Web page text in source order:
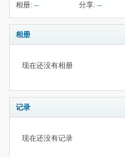
相册: -- 分享: --
相册
现在还没有相册
记录
现在还没有记录